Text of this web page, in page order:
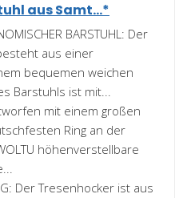
aus Samt...*
BARSTUHL: Der
aus einer
bequemen weichen
Barstuhls ist mit...
mit einem großen
Ring an der
höhenverstellbare
Der Tresenhocker ist aus